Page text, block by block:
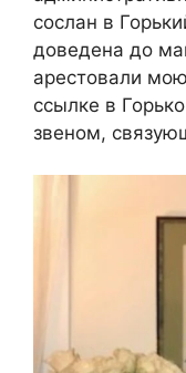
сослан в
доведена до
арестовали
ссылке в
звеном,